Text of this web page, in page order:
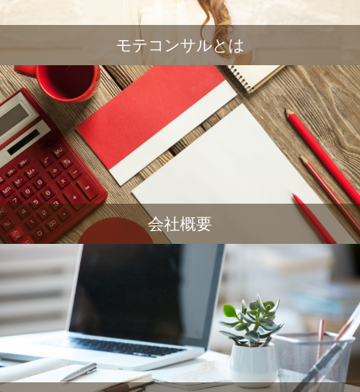
モテコンサルとは
会社概要